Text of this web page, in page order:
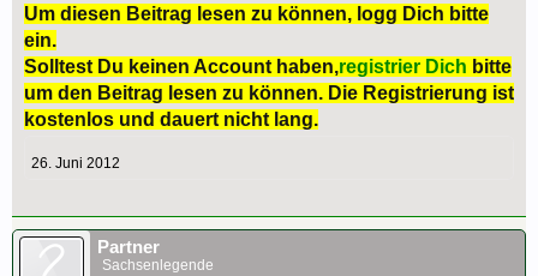
Um diesen Beitrag lesen zu können, logg Dich bitte
ein.
Solltest Du keinen Account haben,registrier Dich bitte
um den Beitrag lesen zu können. Die Registrierung ist
kostenlos und dauert nicht lang.
26. Juni 2012
Partner
Sachsenlegende